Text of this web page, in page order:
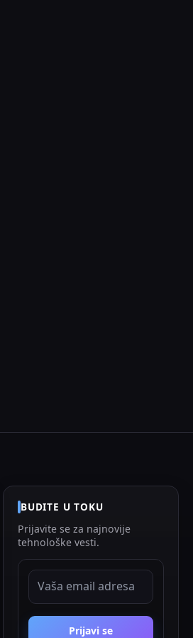
BUDITE U TOKU
Prijavite se za najnovije
tehnološke vesti.
EMAIL ADRESA
Prijavi se